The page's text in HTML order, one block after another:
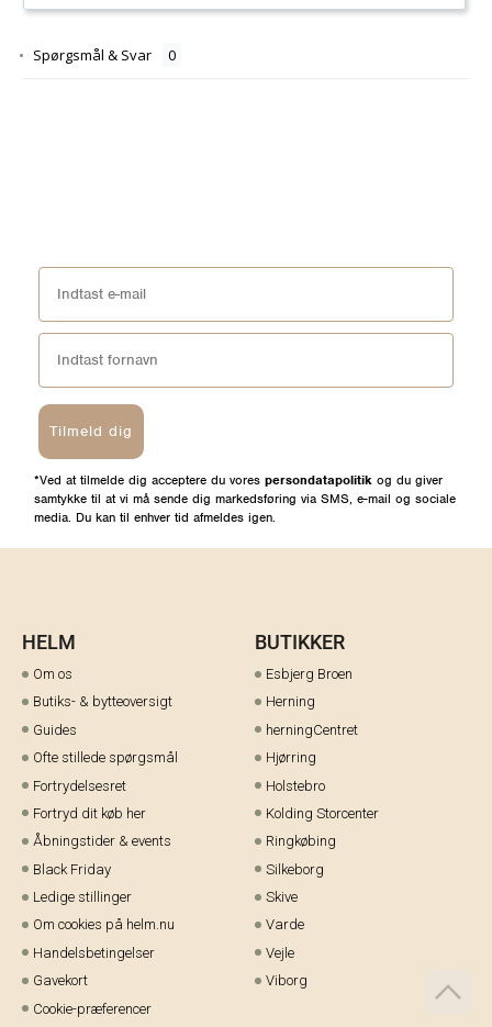
Spørgsmål & Svar
Tilmeld dig
*Ved at tilmelde dig acceptere du vores persondatapolitik og du giver
samtykke til at vi må sende dig markedsføring via SMS, e-mail og sociale
media. Du kan til enhver tid afmeldes igen.
HELM
Om os
Butiks- & bytteoversigt
Guides
Ofte stillede spørgsmål
Fortrydelsesret
Fortryd dit køb her
Åbningstider & events
Black Friday
Ledige stillinger
Om cookies på helm.nu
Handelsbetingelser
Gavekort
Cookie-præferencer
BUTIKKER
Esbjerg Broen
Herning
herningCentret
Hjørring
Holstebro
Kolding Storcenter
Ringkøbing
Silkeborg
Skive
Varde
Vejle
Viborg